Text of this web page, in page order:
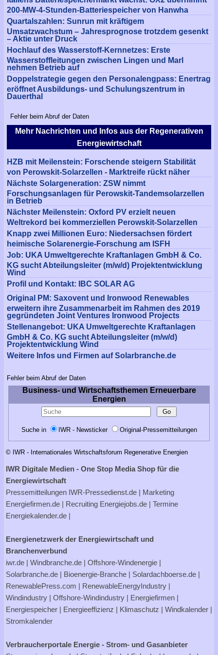
Mehr Nachrichten und Infos aus der Regenerativen
Energiewirtschaft
HZB mit Meilenstein: Forschende steigern Stabilität
von Perowskit-Solarzellen - Marktreife rückt näher
Nächste Solargeneration: ZSW nimmt
Forschungsanlagen für Perowskit-Tandemsolarzellen
in Betrieb
Nächster Meilenstein: Oxford PV erzielt neuen
Weltrekord bei kommerziellen Perowskit-Solarzellen
Knapp zwei Millionen Euro: Niedersachsen fördert
heimische Solarenergie-Forschung am ISFH
Job: UKA Umweltgerechte Kraftanlagen GmbH & Co.
KG sucht Abteilungsleiter (m/w/d) Projektentwicklung
Wind
Profil und Kontakt: IBC SOLAR AG
Original PM: Saxovent und Ironwood Renewables
erweitern ihre Zusammenarbeit im Rahmen des 2019
gegründeten Joint Ventures Ironwood Projects
Stellenangebot: UKA Umweltgerechte Kraftanlagen
GmbH & Co. KG sucht Abteilungsleiter (m/w/d)
Projektentwicklung Wind
Weitere Infos und Firmen auf Solarbranche.de
Fehler beim Abruf der Daten
200-MW-4-Stunden-Batteriespeicher von Hanwha
Quartalszahlen: Sunrun mit kräftigem
Umsatzwachstum – Jahresprognose trotzdem gesenkt
– Aktie unter Druck
Hochlauf des Wasserstoff-Kernnetzes: Erste
Wasserstoffleitungen zwischen Lingen und Marl
nehmen Betrieb auf
Doppelstrategie gegen den Personalengpass: Enertrag
eröffnet Ausbildungs- und Schulungszentrum in
Dauerthal
Fehler beim Abruf der Daten
Business- und Wirtschaftsthemen Erneuerbare
Energien
Suche in IWR - Newsticker Original-Pressemitteilungen
© IWR - Internationales Wirtschaftsforum Regenerative Energien
IWR Digitale Medien - One Stop Media Shop für die
Energiewirtschaft
Pressemitteilungen IWR-Pressedienst.de | Marketing
Energiefirmen.de | Recruiting Energiejobs.de | Termine
Energiekalender.de |
Energienetzwerk der Energiewirtschaft und
Branchenverbund
iwr.de | Windbranche.de | Offshore-Windenergie |
Solarbranche.de | Bioenergie-Branche | Solardachboerse.de |
RenewablePress.com | RenewableEnergyIndustry |
Windindustry | Offshore-Windindustry | Energiefirmen |
Energiespeicher | Energieeffizienz | Klimaschutz | Windkalender |
Stromkalender
Verbraucherportale Energie - Strom- und Gasanbieter